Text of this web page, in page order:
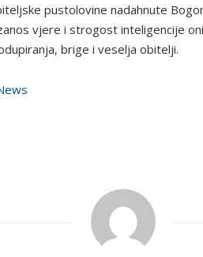
pustolovine nadahnute
vjere i strogost inteligencije
brige i veselja obitelji.